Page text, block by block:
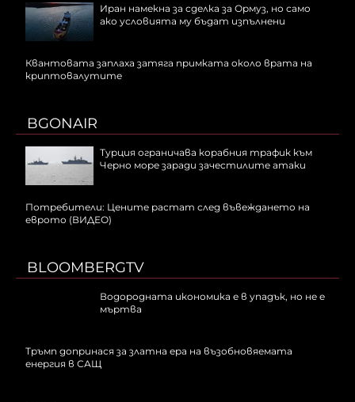
Иран намекна за сделка за Ормуз, но само
ако условията му бъдат изпълнени
Квантовата заплаха затяга примката около врата на
криптовалутите
BGONAIR
Турция ограничава корабния трафик към
Черно море заради зачестилите атаки
Потребители: Цените растат след въвеждането на
еврото (ВИДЕО)
BLOOMBERGTV
Водородната икономика е в упадък, но не е
мъртва
Тръмп допринася за златна ера на възобновяемата
енергия в САЩ